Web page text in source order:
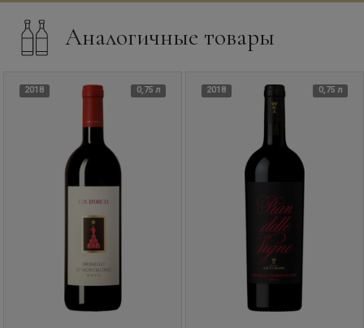
Аналогичные товары
2018 0,75 л 2018 0,75 л